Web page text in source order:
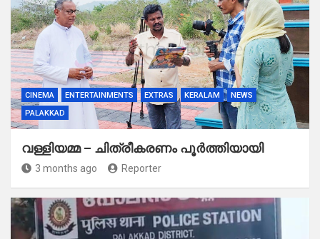
CINEMA ENTERTAINMENTS EXTRAS KERALAM
NEWS
PALAKKAD
വള്ളിയമ്മ – ചിത്രീകരണം പൂർത്തിയായി
3 months ago Reporter